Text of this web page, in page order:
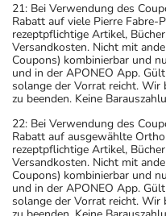
21: Bei Verwendung des
Rabatt auf viele Pierre
rezeptpflichtige Artikel,
Versandkosten. Nicht mit
Coupons) kombinierbar und
und in der APONEO App.
solange der Vorrat reicht.
zu beenden. Keine
22: Bei Verwendung des
Rabatt auf ausgewählte
rezeptpflichtige Artikel,
Versandkosten. Nicht mit
Coupons) kombinierbar und
und in der APONEO App.
solange der Vorrat reicht.